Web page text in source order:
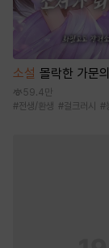
소설 몰락한 가문
59.4만
#전생/환생 #걸크러시 #